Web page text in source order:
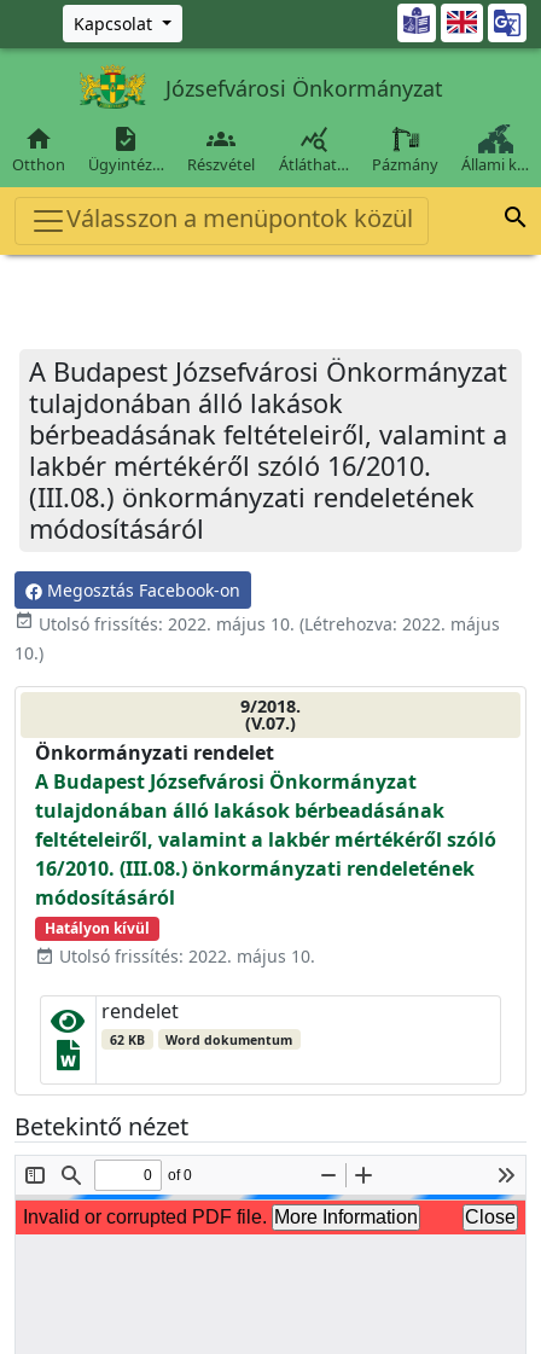
Ugrás a fő tartalomra
Kapcsolat 
Józsefvárosi Önkormányzat

Otthon

Ügyintéz…

Részvétel

Átláthat… Pázmány Állami k…
Válasszon a menüpontok közül 
A Budapest Józsefvárosi Önkormányzat
tulajdonában álló lakások
bérbeadásának feltételeiről, valamint a
lakbér mértékéről szóló 16/2010.
(III.08.) önkormányzati rendeletének
módosításáról
Megosztás Facebook-on
event_available Utolsó frissítés: 2022. május 10. (Létrehozva: 2022. május
10.)
9/2018.
(V.07.)
Önkormányzati rendelet
A Budapest Józsefvárosi Önkormányzat
tulajdonában álló lakások bérbeadásának
feltételeiről, valamint a lakbér mértékéről szóló
16/2010. (III.08.) önkormányzati rendeletének
módosításáról
Hatályon kívül
event_available Utolsó frissítés: 2022. május 10.
rendelet
62 KB Word dokumentum
Betekintő nézet